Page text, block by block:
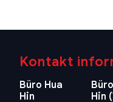
Kontakt
Büro Hua
Hin
Hin